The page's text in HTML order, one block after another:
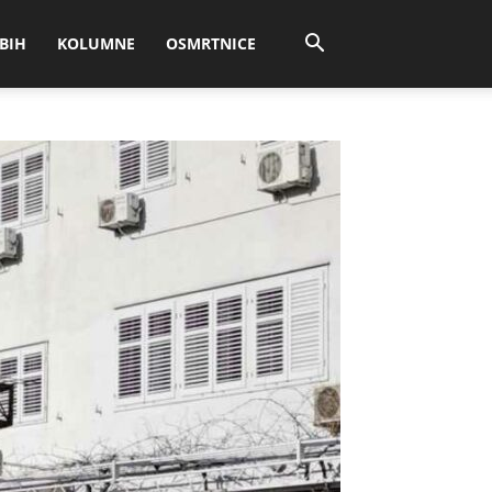
BIH KOLUMNE OSMRTNICE